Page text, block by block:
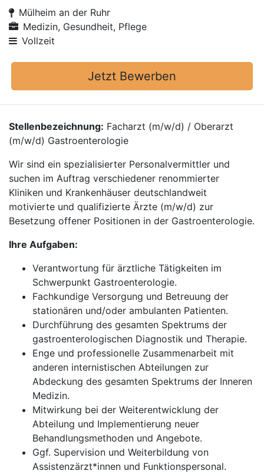
Mülheim an der Ruhr
Medizin, Gesundheit, Pflege
Vollzeit
Jetzt Bewerben
Stellenbezeichnung: Facharzt (m/w/d) / Oberarzt
(m/w/d) Gastroenterologie
Wir sind ein spezialisierter Personalvermittler und
suchen im Auftrag verschiedener renommierter
Kliniken und Krankenhäuser deutschlandweit
motivierte und qualifizierte Ärzte (m/w/d) zur
Besetzung offener Positionen in der Gastroenterologie.
Ihre Aufgaben:
Verantwortung für ärztliche Tätigkeiten im
Schwerpunkt Gastroenterologie.
Fachkundige Versorgung und Betreuung der
stationären und/oder ambulanten Patienten.
Durchführung des gesamten Spektrums der
gastroenterologischen Diagnostik und Therapie.
Enge und professionelle Zusammenarbeit mit
anderen internistischen Abteilungen zur
Abdeckung des gesamten Spektrums der Inneren
Medizin.
Mitwirkung bei der Weiterentwicklung der
Abteilung und Implementierung neuer
Behandlungsmethoden und Angebote.
Ggf. Supervision und Weiterbildung von
Assistenzärzt*innen und Funktionspersonal.